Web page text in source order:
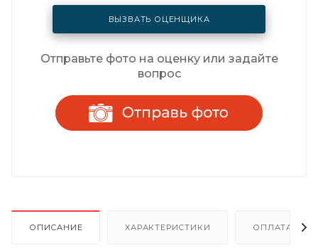
ВЫЗВАТЬ ОЦЕНЩИКА
Отправьте фото на оценку или задайте
вопрос
ОПИСАНИЕ ХАРАКТЕРИСТИКИ ОПЛАТА И